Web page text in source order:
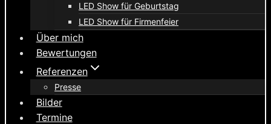
LED Show für Geburtstag
LED Show für Firmenfeier
Über mich
Bewertungen
Referenzen
Presse
Bilder
Termine